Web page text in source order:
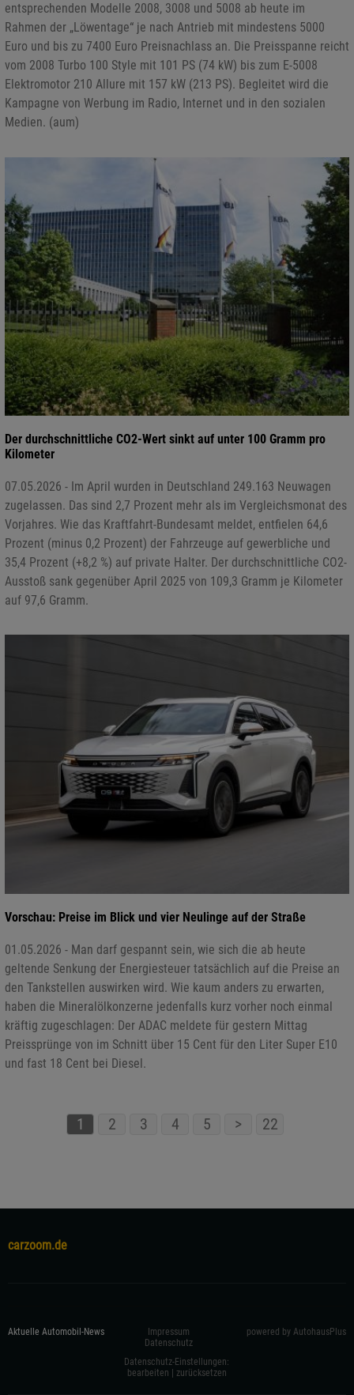
entsprechenden Modelle 2008, 3008 und 5008 ab heute im
Rahmen der „Löwentage“ je nach Antrieb mit mindestens 5000
Euro und bis zu 7400 Euro Preisnachlass an. Die Preisspanne reicht
vom 2008 Turbo 100 Style mit 101 PS (74 kW) bis zum E-5008
Elektromotor 210 Allure mit 157 kW (213 PS). Begleitet wird die
Kampagne von Werbung im Radio, Internet und in den sozialen
Medien. (aum)
Der durchschnittliche CO2-Wert sinkt auf unter 100 Gramm pro
Kilometer
07.05.2026 - Im April wurden in Deutschland 249.163 Neuwagen
zugelassen. Das sind 2,7 Prozent mehr als im Vergleichsmonat des
Vorjahres. Wie das Kraftfahrt-Bundesamt meldet, entfielen 64,6
Prozent (minus 0,2 Prozent) der Fahrzeuge auf gewerbliche und
35,4 Prozent (+8,2 %) auf private Halter. Der durchschnittliche CO2-
Ausstoß sank gegenüber April 2025 von 109,3 Gramm je Kilometer
auf 97,6 Gramm.
Vorschau: Preise im Blick und vier Neulinge auf der Straße
01.05.2026 - Man darf gespannt sein, wie sich die ab heute
geltende Senkung der Energiesteuer tatsächlich auf die Preise an
den Tankstellen auswirken wird. Wie kaum anders zu erwarten,
haben die Mineralölkonzerne jedenfalls kurz vorher noch einmal
kräftig zugeschlagen: Der ADAC meldete für gestern Mittag
Preissprünge von im Schnitt über 15 Cent für den Liter Super E10
und fast 18 Cent bei Diesel.
1 2 3 4 5 > 22
carzoom.de
Aktuelle Automobil-News
Impressum
Datenschutz
Datenschutz-Einstellungen:
bearbeiten
zurücksetzen
powered by AutohausPlus